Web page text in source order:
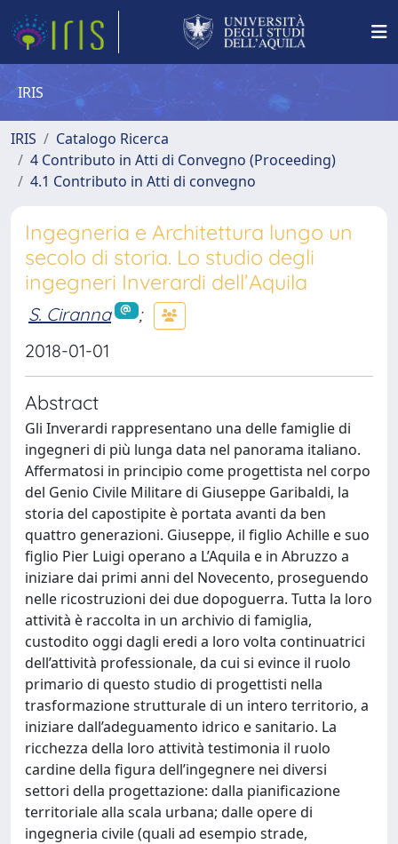
IRIS
IRIS
Catalogo Ricerca
4 Contributo in Atti di Convegno (Proceeding)
4.1 Contributo in Atti di convegno
Ingegneria e Architettura lungo un
secolo di storia. Lo studio degli
ingegneri Inverardi dell’Aquila
S. Ciranna
;
2018-01-01
Abstract
Gli Inverardi rappresentano una delle famiglie di
ingegneri di più lunga data nel panorama italiano.
Affermatosi in principio come progettista nel corpo
del Genio Civile Militare di Giuseppe Garibaldi, la
storia del capostipite è portata avanti da ben
quattro generazioni. Giuseppe, il figlio Achille e suo
figlio Pier Luigi operano a L’Aquila e in Abruzzo a
iniziare dai primi anni del Novecento, proseguendo
nelle ricostruzioni dei due dopoguerra. Tutta la loro
attività è raccolta in un archivio di famiglia,
custodito oggi dagli eredi a loro volta continuatrici
dell’attività professionale, da cui si evince il ruolo
primario di questo studio di progettisti nella
trasformazione strutturale di un intero territorio, a
iniziare dall’adeguamento idrico e sanitario. La
ricchezza della loro attività testimonia il ruolo
cardine della figura dell’ingegnere nei diversi
settori della progettazione: dalla pianificazione
territoriale alla scala urbana; dalle opere di
ingegneria civile (quali ad esempio strade,